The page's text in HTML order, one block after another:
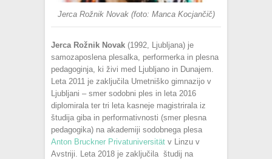
Jerca Rožnik Novak (foto: Manca Kocjančič)
Jerca Rožnik Novak (1992, Ljubljana) je
samozaposlena plesalka, performerka in plesna
pedagoginja, ki živi med Ljubljano in Dunajem.
Leta 2011 je zaključila Umetniško gimnazijo v
Ljubljani – smer sodobni ples in leta 2016
diplomirala ter tri leta kasneje magistrirala iz
študija giba in performativnosti (smer plesna
pedagogika) na akademiji sodobnega plesa
Anton Bruckner Privatuniversität v Linzu v
Avstriji. Leta 2018 je zaključila študij na